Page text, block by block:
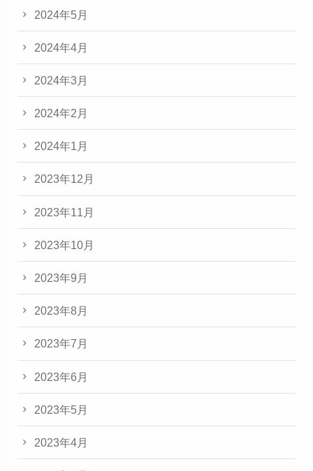
2024年5月
2024年4月
2024年3月
2024年2月
2024年1月
2023年12月
2023年11月
2023年10月
2023年9月
2023年8月
2023年7月
2023年6月
2023年5月
2023年4月